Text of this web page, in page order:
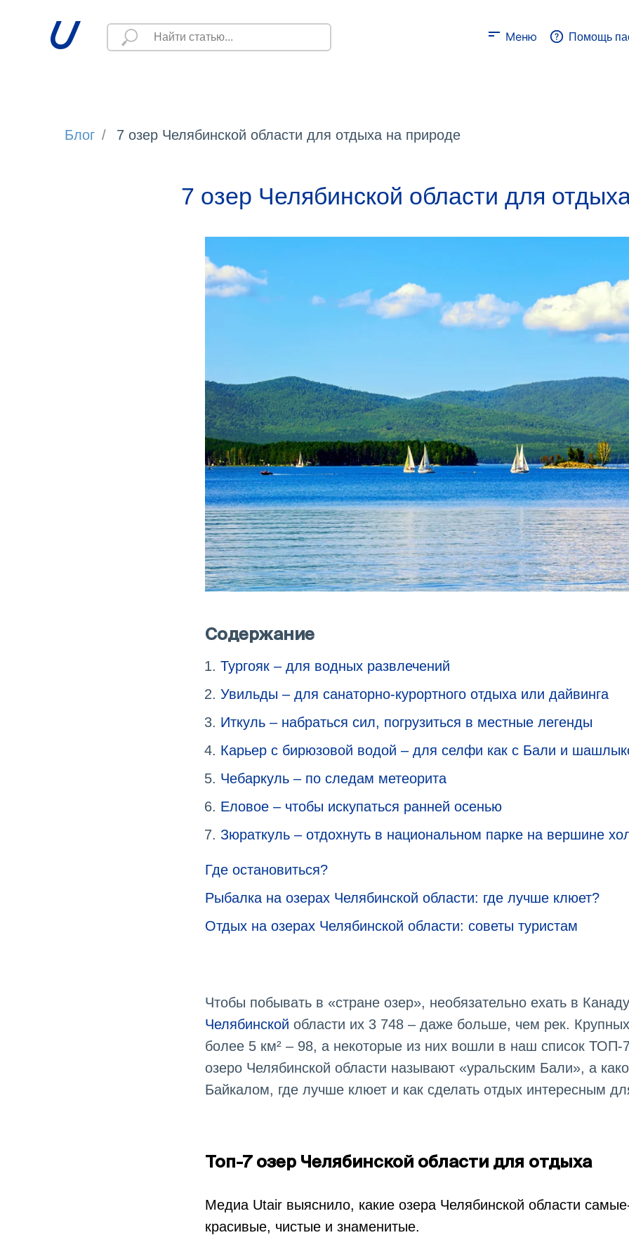
Меню Помощь
Блог / 7 озер Челябинской области для отдыха на природе
7 озер Челябинской области для
Содержание
Тургояк – для водных развлечений
Увильды – для санаторно-курортного отдыха или дайвинга
Иткуль – набраться сил, погрузиться в местные легенды
Карьер с бирюзовой водой – для селфи как с Бали и
Чебаркуль – по следам метеорита
Еловое – чтобы искупаться ранней осенью
Зюраткуль – отдохнуть в национальном парке на вершине
Где остановиться?
Рыбалка на озерах Челябинской области: где лучше клюет?
Отдых на озерах Челябинской области: советы туристам
Чтобы побывать в «стране озер», необязательно ехать в
Челябинской области их 3 748 – даже больше, чем рек.
более 5 км² – 98, а некоторые из них вошли в наш список ТОП-
озеро Челябинской области называют «уральским Бали», а
Байкалом, где лучше клюет и как сделать отдых интересным
Топ-7 озер Челябинской области для отдыха
Медиа Utair выяснило, какие озера Челябинской области
красивые, чистые и знаменитые.